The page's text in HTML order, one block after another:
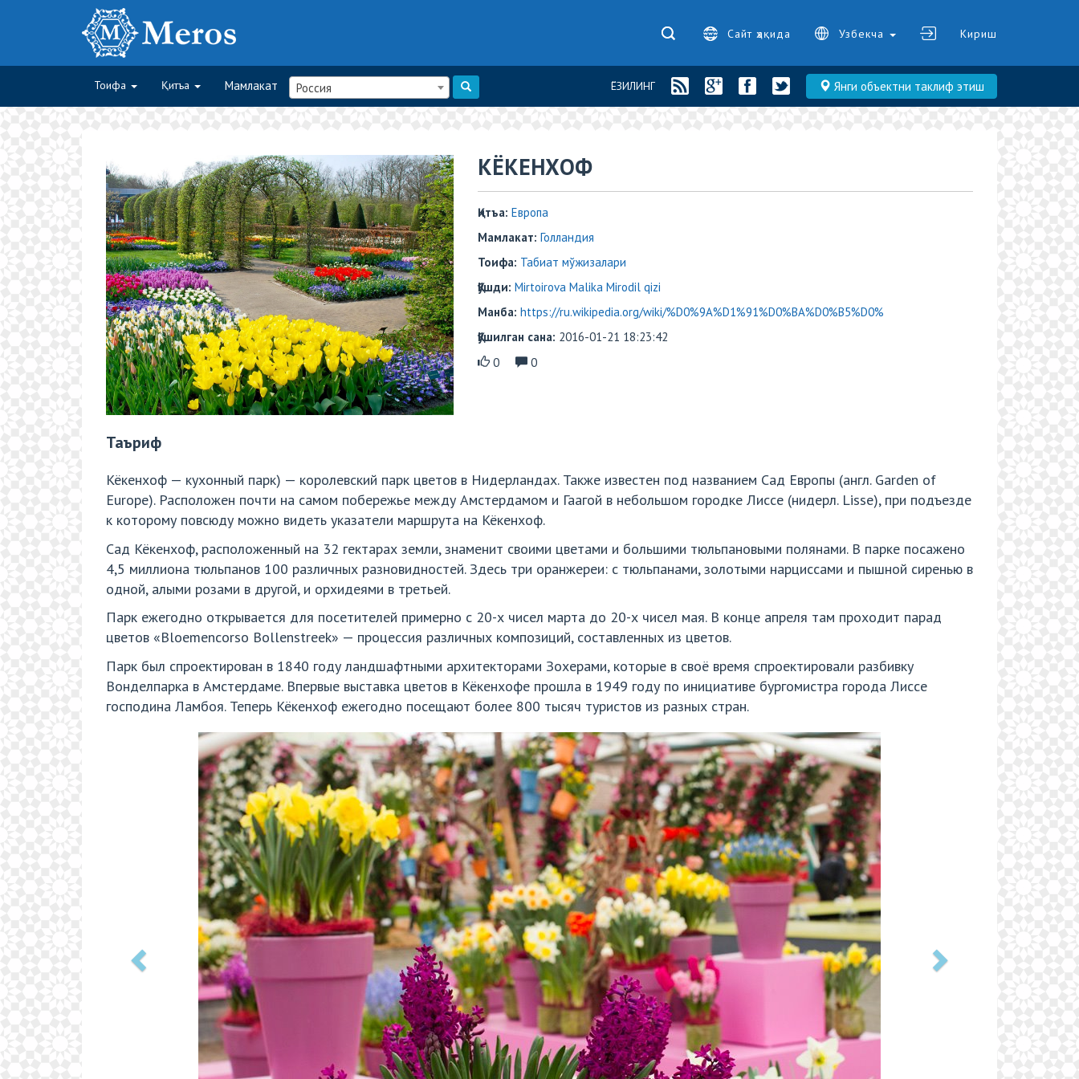
Сайт ҳақида Узбекча Кириш
Тоифа Қитъа Мамлакат Россия Янги объектни таклиф этиш
ЁЗИЛИНГ
КЁКЕНХОФ
Қитъа: Европа
Мамлакат: Голландия
Тоифа: Табиат мўжизалари
Қўшди: Mirtoirova Malika Mirodil qizi
Манба: https://ru.wikipedia.org/wiki/%D0%9A%D1%91%D0%BA%D0%B5%D0%
Қўшилган сана: 2016-01-21 18:23:42
0
0
Таъриф
Кёкенхоф — кухонный парк) — королевский парк цветов в Нидерландах. Также известен под названием Сад Европы (англ. Garden of
Europe). Расположен почти на самом побережье между Амстердамом и Гаагой в небольшом городке Лиссе (нидерл. Lisse), при подъезде
к которому повсюду можно видеть указатели маршрута на Кёкенхоф.
Сад Кёкенхоф, расположенный на 32 гектарах земли, знаменит своими цветами и большими тюльпановыми полянами. В парке посажено
4,5 миллиона тюльпанов 100 различных разновидностей. Здесь три оранжереи: с тюльпанами, золотыми нарциссами и пышной сиренью в
одной, алыми розами в другой, и орхидеями в третьей.
Парк ежегодно открывается для посетителей примерно с 20-х чисел марта до 20-х чисел мая. В конце апреля там проходит парад
цветов «Bloemencorso Bollenstreek» — процессия различных композиций, составленных из цветов.
Парк был спроектирован в 1840 году ландшафтными архитекторами Зохерами, которые в своё время спроектировали разбивку
Вонделпарка в Амстердаме. Впервые выставка цветов в Кёкенхофе прошла в 1949 году по инициативе бургомистра города Лиссе
господина Ламбоя. Теперь Кёкенхоф ежегодно посещают более 800 тысяч туристов из разных стран.